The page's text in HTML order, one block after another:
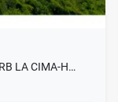
LA CIMA-H…